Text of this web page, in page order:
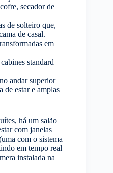
secador de
de solteiro que,
de casal.
em
standard
andar superior
de estar e amplas
há um salão
com janelas
com o sistema
em tempo real
instalada na